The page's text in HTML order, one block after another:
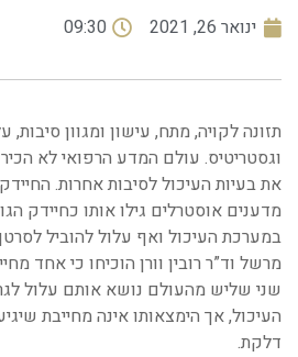
ינואר 26, 2021 09:30
תזונה לקויה, מתח, עישון ומגוון סיבות,
וגסטריטיס. עולם המדע הרפואי לא
את בעיות העיכול לסיבות אחרות.
מדענים אוסטרלים גילו אותו כחיידק
מרשל וד”ר רובין וורן הוכיחו כי אחד
שני שליש מהעולם נושא אותם עלול
העיכול, אך הימצאותו אינה מחייבת
דלקת.